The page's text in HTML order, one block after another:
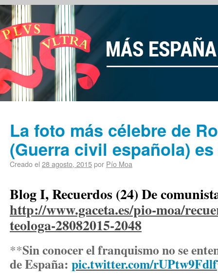
La foto más célebre de
(Guerra civil española)
Creado el 28 agosto, 2015por Pío Moa
Blog I, Recuerdos (24) De
http://www.gaceta.es/pio-moa/
teologa-28082015-2048
**Sin conocer el franquismo no se
de España: pic.twitter.com/rUPtw9Fdlf